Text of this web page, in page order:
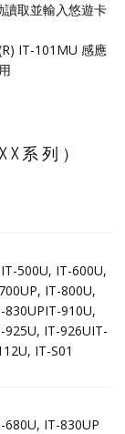
讀取並輸入悠遊卡
IT-101MU 感應
系列）
500U, IT-600U,
IT-800U,
830UPIT-910U,
925U, IT-926UIT-
IT-S01
680U, IT-830UP